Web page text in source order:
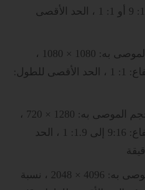
العرض إلى الارتفاع: 16: 9 أو 1: 1 ، الحد الأقصى
فيديو دائري – الحجم الموصى به: 1080 × 1080 ،
نسبة العرض إلى الارتفاع: 1: 1 ، الحد الأقصى للطول:
فيديو Messenger – الحجم الموصى به: 1280 × 720 ،
نسبة العرض إلى الارتفاع: 9:16 إلى 1.9: 1 ، الحد
فيديو 360 – الحجم الموصى به: 4096 × 2048 ، نسبة